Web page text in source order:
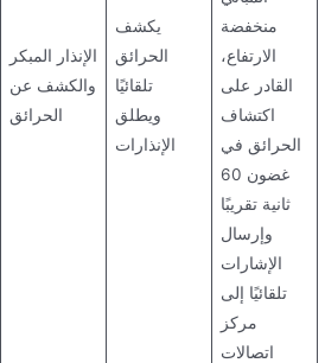
الإنذار المبكر
والكشف عن
الحرائق
يكشف
الحرائق
تلقائيًا
ويطلق
الإنذارات
منخفضة
الارتفاع،
القادر على
اكتشاف
الحرائق في
غضون 60
ثانية تقريبًا
وإرسال
الإشارات
تلقائيًا إلى
مركز
اتصالات